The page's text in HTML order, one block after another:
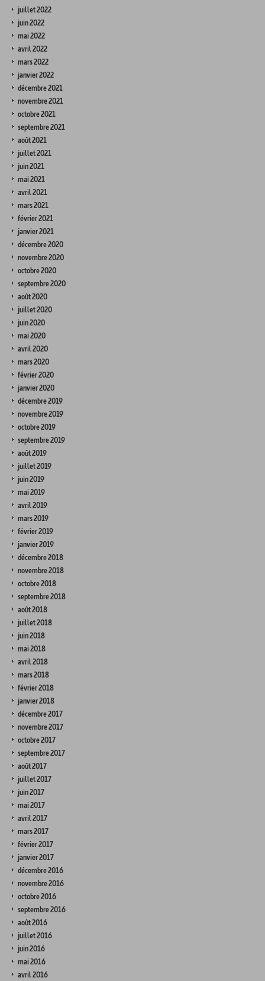
juillet 2022
juin 2022
mai 2022
avril 2022
mars 2022
janvier 2022
décembre 2021
novembre 2021
octobre 2021
septembre 2021
août 2021
juillet 2021
juin 2021
mai 2021
avril 2021
mars 2021
février 2021
janvier 2021
décembre 2020
novembre 2020
octobre 2020
septembre 2020
août 2020
juillet 2020
juin 2020
mai 2020
avril 2020
mars 2020
février 2020
janvier 2020
décembre 2019
novembre 2019
octobre 2019
septembre 2019
août 2019
juillet 2019
juin 2019
mai 2019
avril 2019
mars 2019
février 2019
janvier 2019
décembre 2018
novembre 2018
octobre 2018
septembre 2018
août 2018
juillet 2018
juin 2018
mai 2018
avril 2018
mars 2018
février 2018
janvier 2018
décembre 2017
novembre 2017
octobre 2017
septembre 2017
août 2017
juillet 2017
juin 2017
mai 2017
avril 2017
mars 2017
février 2017
janvier 2017
décembre 2016
novembre 2016
octobre 2016
septembre 2016
août 2016
juillet 2016
juin 2016
mai 2016
avril 2016